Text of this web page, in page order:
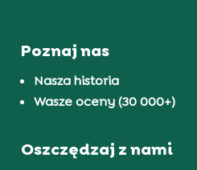
Poznaj nas
Nasza historia
Wasze oceny (30 000+)
Oszczędzaj z nami